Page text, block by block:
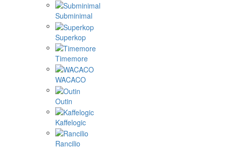
Subminimal
Superkop
Timemore
WACACO
Outin
Kaffelogic
Rancilio